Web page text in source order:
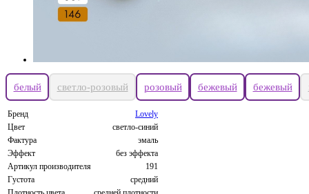
белый светло-розовый розовый бежевый бежевый
Бренд
Lovely
Цвет
светло-синий
Фактура
эмаль
Эффект
без эффекта
Артикул производителя
191
Густота
средний